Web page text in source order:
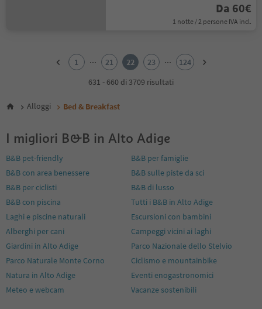
Da 60€
1 notte / 2 persone IVA incl.
6
11
12
13
14
16
17
18
19
21
22
1 ... 21 22 23 ...
124
631 - 660 di 3709 risultati
Alloggi Bed & Breakfast
I migliori B&B in Alto Adige
B&B pet-friendly
B&B per famiglie
B&B con area benessere
B&B sulle piste da sci
B&B per ciclisti
B&B di lusso
B&B con piscina
Tutti i B&B in Alto Adige
Laghi e piscine naturali
Escursioni con bambini
Alberghi per cani
Campeggi vicini ai laghi
Giardini in Alto Adige
Parco Nazionale dello Stelvio
Parco Naturale Monte Corno
Ciclismo e mountainbike
Natura in Alto Adige
Eventi enogastronomici
Meteo e webcam
Vacanze sostenibili